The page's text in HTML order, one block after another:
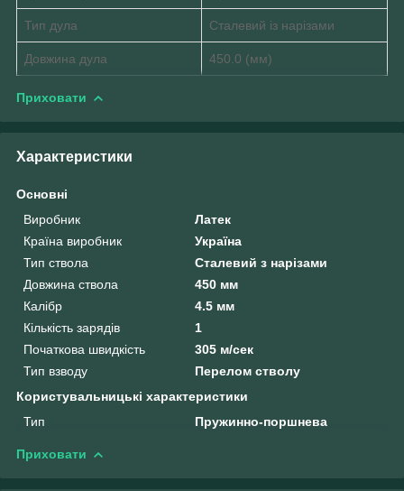
Тип дула Сталевий із нарізами
Довжина дула 450.0 (мм)
Приховати
Характеристики
Основні
Виробник
Латек
Країна виробник
Україна
Тип ствола
Сталевий з нарізами
Довжина ствола
450 мм
Калібр
4.5 мм
Кількість зарядів
1
Початкова швидкість
305 м/сек
Тип взводу
Перелом стволу
Користувальницькі характеристики
Тип
Пружинно-поршнева
Приховати